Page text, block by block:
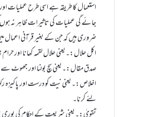
استعمال کا طریقہ ہے اسی طرح عملیات
جائے گی عملیات کی تاثیرات ظاہر نہ
ضروری ہیں کہ جن کے بغیر قرآنی اعمال
(۱)اکل حلال:۔یعنی حلال لقمہ کھانا اور
(۲)صدق مقال:۔یعنی سچ بولنا اور جھوٹ سے
(۳)اخلاص:۔یعنی نیت کو درست اور
لئے کرنا۔